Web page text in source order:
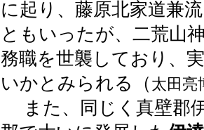
に起り、藤原北家道兼
ともいったが、二荒山
務職を世襲しており、
いかとみられる（ 太田亮
また、同じく真壁郡